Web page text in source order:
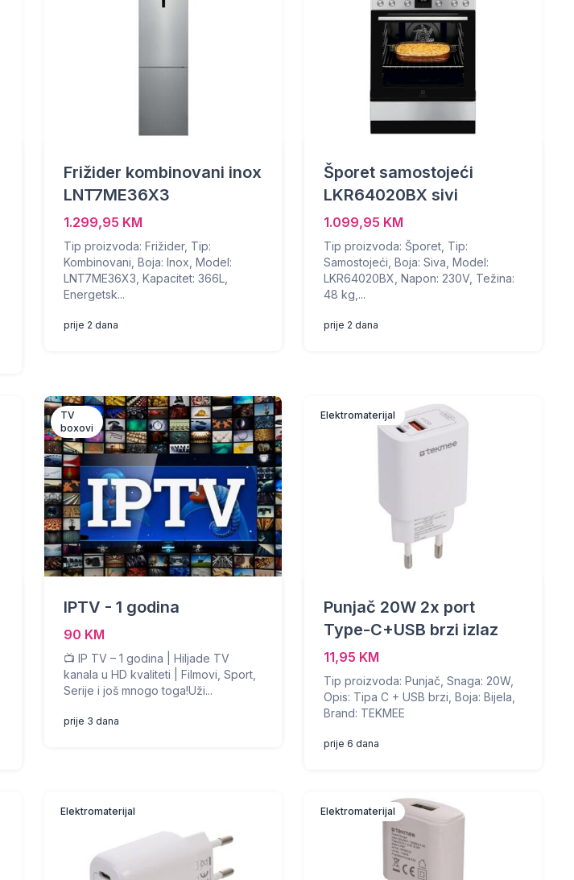
Frižider kombinovani inox
LNT7ME36X3
1.299,95 KM
Tip proizvoda: Frižider, Tip:
Kombinovani, Boja: Inox, Model:
LNT7ME36X3, Kapacitet: 366L,
Energetsk...
prije 2 dana
Šporet samostojeći
LKR64020BX sivi
1.099,95 KM
Tip proizvoda: Šporet, Tip:
Samostojeći, Boja: Siva, Model:
LKR64020BX, Napon: 230V, Težina:
48 kg,...
prije 2 dana
TV
boxovi
IPTV - 1 godina
90 KM
📺 IP TV – 1 godina | Hiljade TV
kanala u HD kvaliteti | Filmovi, Sport,
Serije i još mnogo toga!Uži...
prije 3 dana
Elektromaterijal
Punjač 20W 2x port
Type-C+USB brzi izlaz
11,95 KM
Tip proizvoda: Punjač, Snaga: 20W,
Opis: Tipa C + USB brzi, Boja: Bijela,
Brand: TEKMEE
prije 6 dana
Elektromaterijal Elektromaterijal